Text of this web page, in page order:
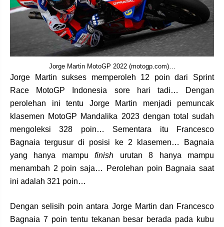
Jorge Martin MotoGP 2022 (motogp.com)…
Jorge Martin sukses memperoleh 12 poin dari Sprint
Race MotoGP Indonesia sore hari tadi… Dengan
perolehan ini tentu Jorge Martin menjadi pemuncak
klasemen MotoGP Mandalika 2023 dengan total sudah
mengoleksi 328 poin… Sementara itu Francesco
Bagnaia tergusur di posisi ke 2 klasemen… Bagnaia
yang hanya mampufinish urutan 8 hanya mampu
menambah 2 poin saja… Perolehan poin Bagnaia saat
ini adalah 321 poin…
Dengan selisih poin antara Jorge Martin dan Francesco
Bagnaia 7 poin tentu tekanan besar berada pada kubu